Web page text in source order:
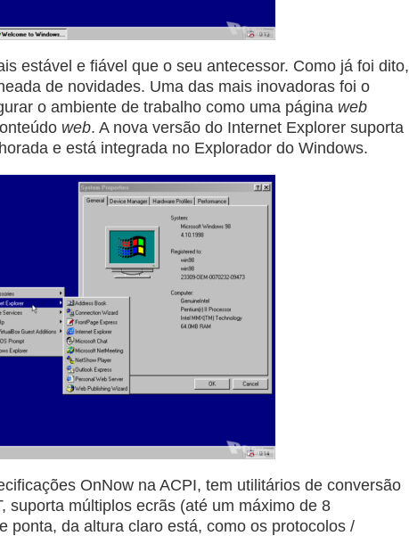
estável e fiável que o seu antecessor. Como já foi dito,
de novidades. Uma das mais inovadoras foi o
o ambiente de trabalho como uma página web
web. A nova versão do Internet Explorer suporta
e está integrada no Explorador do Windows.
OnNow na ACPI, tem utilitários de conversão
suporta múltiplos ecrãs (até um máximo de 8
ponta, da altura claro está, como os protocolos /